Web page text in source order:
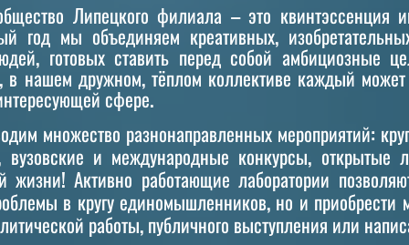
Липецкого филиала – это квинтэссенция
год мы объединяем креативных,
готовых ставить перед собой амбициозные
в нашем дружном, тёплом коллективе каждый
сфере.
множество разнонаправленных мероприятий:
вузовские и международные конкурсы,
жизни! Активно работающие лаборатории
в кругу единомышленников, но и приобрести
работы, публичного выступления или